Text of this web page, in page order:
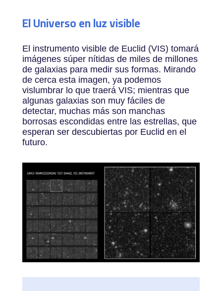
El Universo en luz visible
El instrumento visible de Euclid (VIS) tomará
imágenes súper nítidas de miles de millones
de galaxias para medir sus formas. Mirando
de cerca esta imagen, ya podemos
vislumbrar lo que traerá VIS; mientras que
algunas galaxias son muy fáciles de
detectar, muchas más son manchas
borrosas escondidas entre las estrellas, que
esperan ser descubiertas por Euclid en el
futuro.